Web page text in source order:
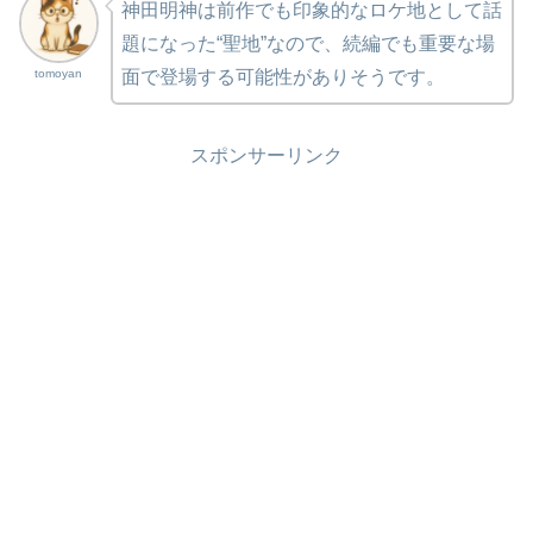
tomoyan
神田明神は前作でも印象的なロケ地として話
題になった“聖地”なので、続編でも重要な場
面で登場する可能性がありそうです。
スポンサーリンク